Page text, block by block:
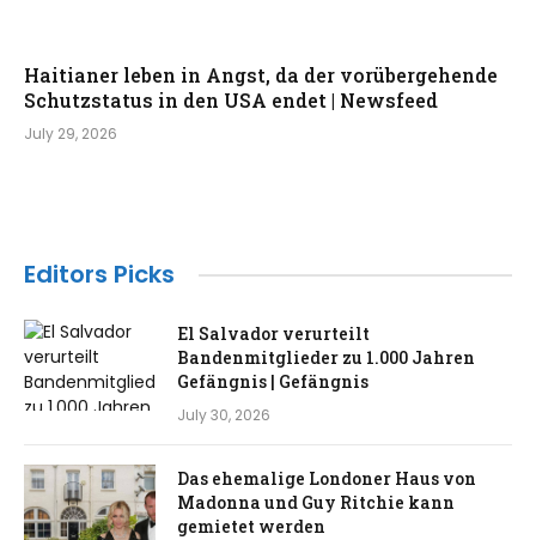
Haitianer leben in Angst, da der vorübergehende
Schutzstatus in den USA endet | Newsfeed
July 29, 2026
Editors Picks
El Salvador verurteilt
Bandenmitglieder zu 1.000 Jahren
Gefängnis | Gefängnis
July 30, 2026
Das ehemalige Londoner Haus von
Madonna und Guy Ritchie kann
gemietet werden